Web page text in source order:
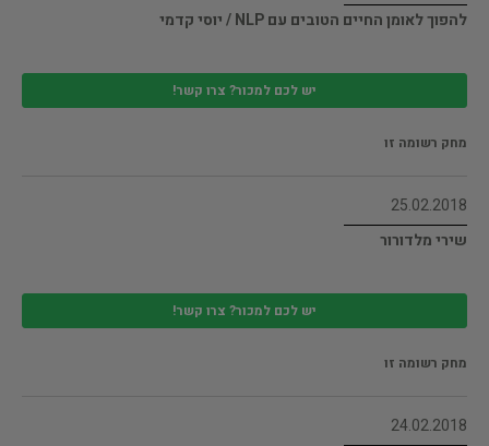
להפוך לאומן החיים הטובים עם NLP / יוסי קדמי
יש לכם למכור? צרו קשר!
מחק רשומה זו
25.02.2018
שירי מלדורור
יש לכם למכור? צרו קשר!
מחק רשומה זו
24.02.2018